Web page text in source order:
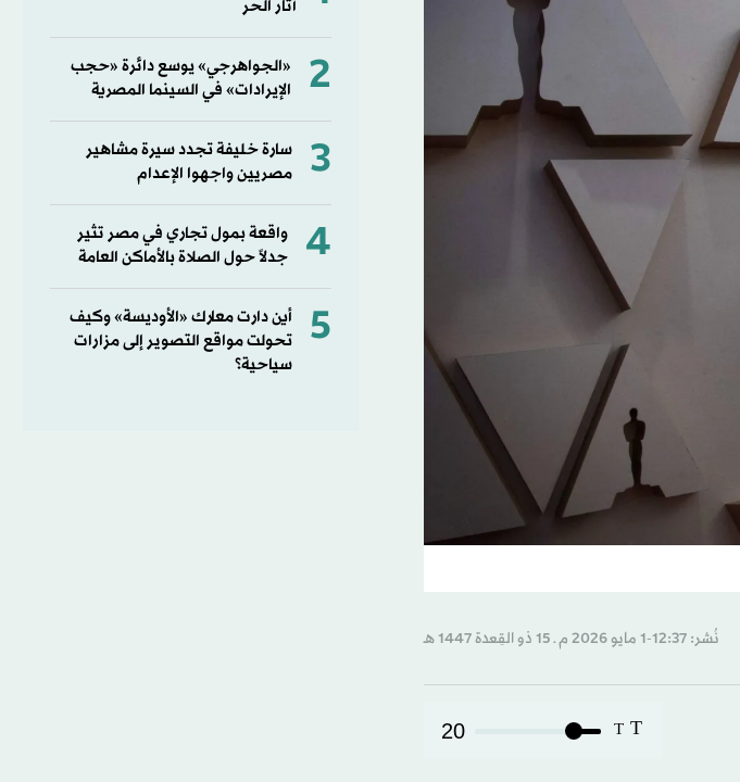
نُشر: 12:37-1 مايو 2026 م ـ 15 ذو القِعدة 1447 هـ
T
T
20
آثار الحر
2
«الجواهرجي» يوسع دائرة «حجب
الإيرادات» في السينما المصرية
3
سارة خليفة تجدد سيرة مشاهير
مصريين واجهوا الإعدام
4
واقعة بمول تجاري في مصر تثير
جدلاً حول الصلاة بالأماكن العامة
5
أين دارت معارك «الأوديسة» وكيف
تحولت مواقع التصوير إلى مزارات
سياحية؟